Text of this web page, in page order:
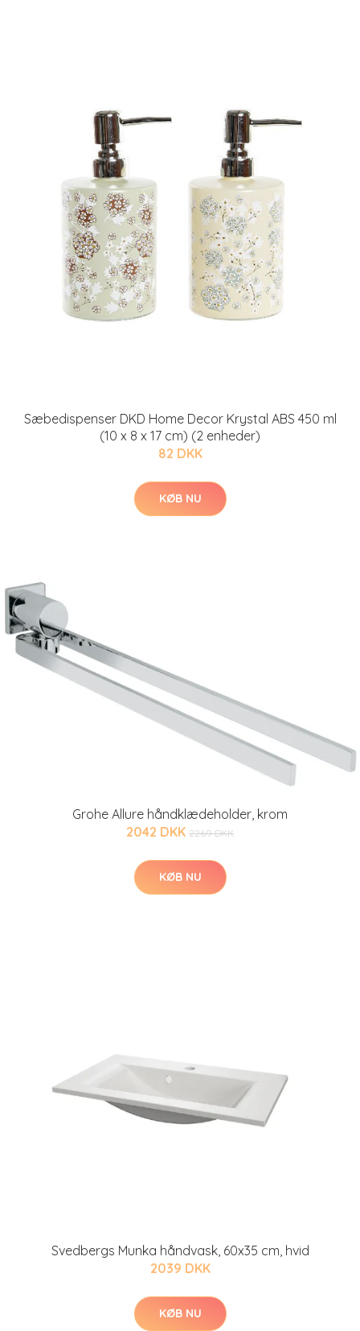
Sæbedispenser DKD Home Decor Krystal ABS 450 ml
(10 x 8 x 17 cm) (2 enheder)
82 DKK
KØB NU
Grohe Allure håndklædeholder, krom
2042 DKK 2269 DKK
KØB NU
Svedbergs Munka håndvask, 60x35 cm, hvid
2039 DKK
KØB NU